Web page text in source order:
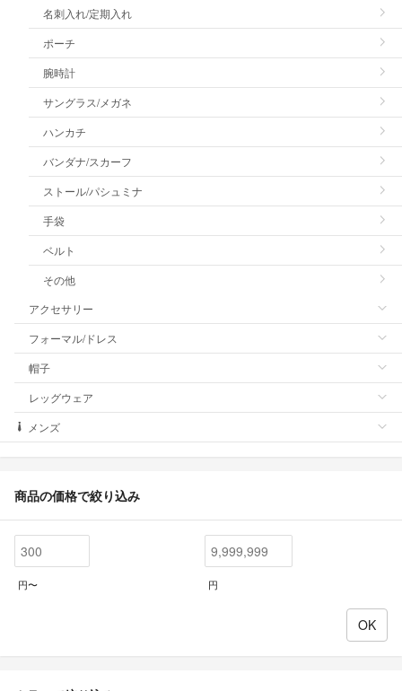
名刺入れ/定期入れ
ポーチ
腕時計
サングラス/メガネ
ハンカチ
バンダナ/スカーフ
ストール/パシュミナ
手袋
ベルト
その他
アクセサリー
フォーマル/ドレス
帽子
レッグウェア
メンズ
商品の価格で絞り込み
円〜 円